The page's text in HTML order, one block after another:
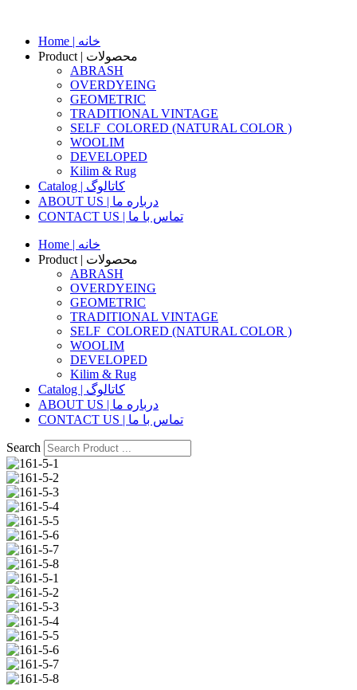
content
Home | خانه
Product | محصولات
ABRASH
OVERDYEING
GEOMETRIC
TRADITIONAL VINTAGE
SELF_COLORED (NATURAL COLOR )
WOOLIM
DEVELOPED
Kilim & Rug
Catalog | کاتالوگ
ABOUT US | درباره ما
CONTACT US | تماس با ما
Home | خانه
Product | محصولات
ABRASH
OVERDYEING
GEOMETRIC
TRADITIONAL VINTAGE
SELF_COLORED (NATURAL COLOR )
WOOLIM
DEVELOPED
Kilim & Rug
Catalog | کاتالوگ
ABOUT US | درباره ما
CONTACT US | تماس با ما
Search